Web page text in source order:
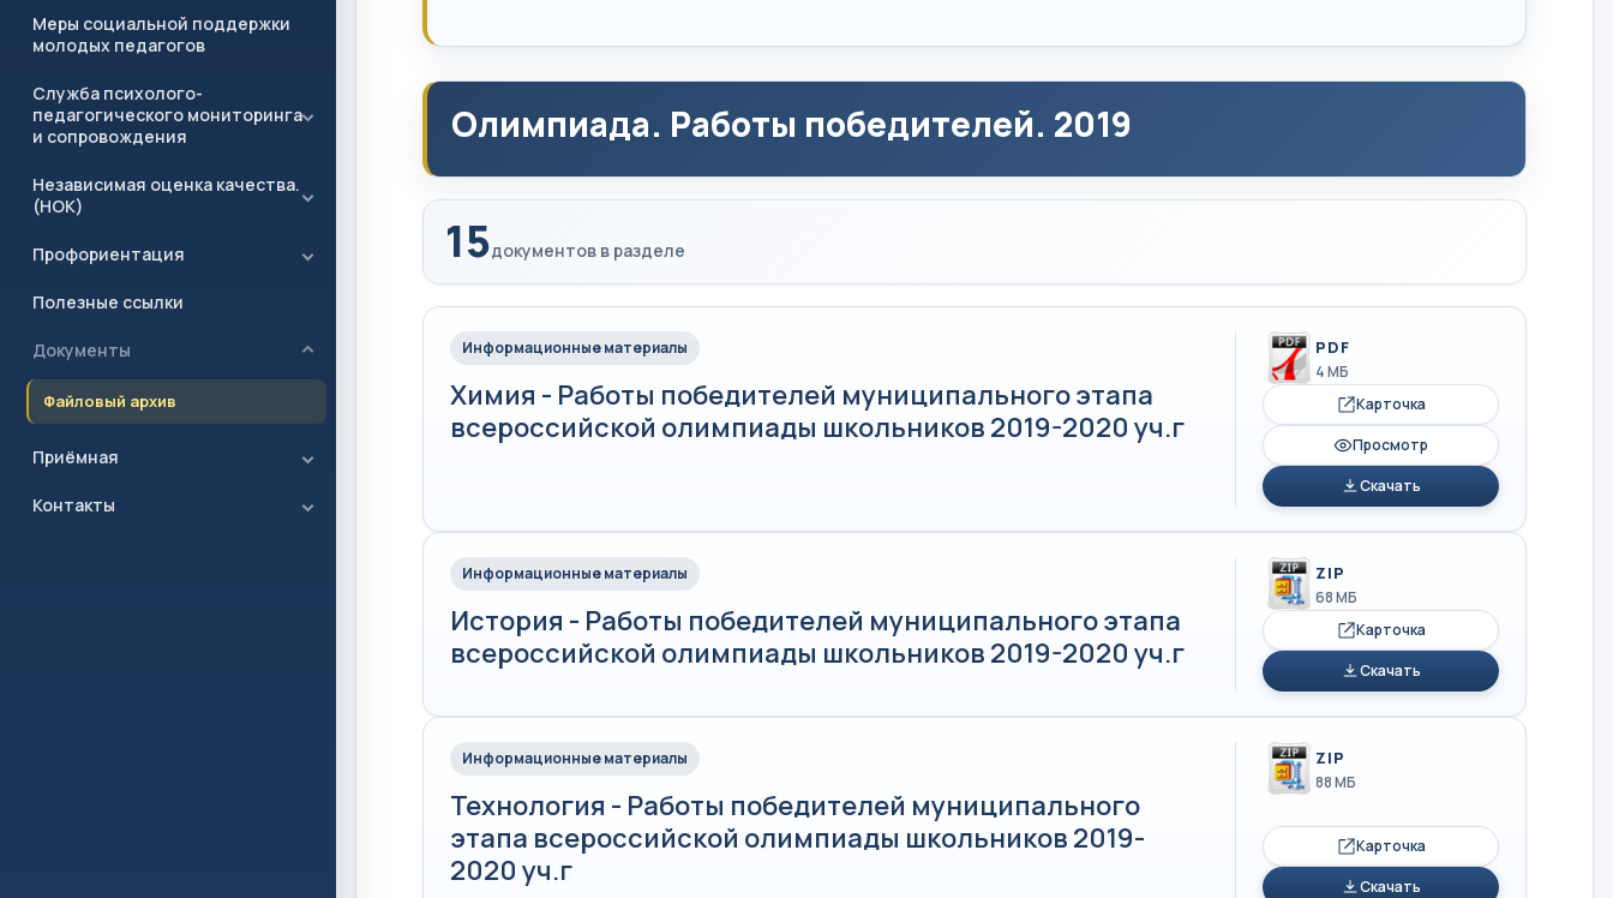
Меры социальной поддержки
молодых педагогов
Служба психолого-
педагогического мониторинга
и сопровождения
Независимая оценка качества.
(НОК)
Профориентация
Полезные ссылки
Документы
Файловый архив
Приёмная
Контакты
Олимпиада. Работы победителей. 2019
15документов в разделе
Информационные материалы
Химия - Работы победителей муниципального этапа
всероссийской олимпиады школьников 2019-2020 уч.г
PDF
4 МБ
Карточка
Просмотр
Скачать
Информационные материалы
История - Работы победителей муниципального этапа
всероссийской олимпиады школьников 2019-2020 уч.г
ZIP
68 МБ
Карточка
Скачать
Информационные материалы
Технология - Работы победителей муниципального
этапа всероссийской олимпиады школьников 2019-
2020 уч.г
ZIP
88 МБ
Карточка
Скачать